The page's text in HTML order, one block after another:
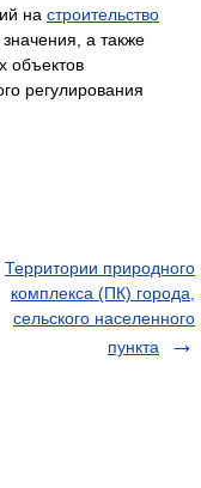
на строительство
а также
объектов
регулирования
Территории природного
комплекса (ПК) города,
сельского населенного
пункта